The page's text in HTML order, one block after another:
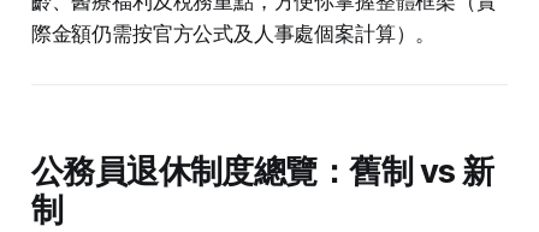
際金額仍需按官方公式及人事處個案計算）。
公務員退休制度總覽：舊制 vs 新
制